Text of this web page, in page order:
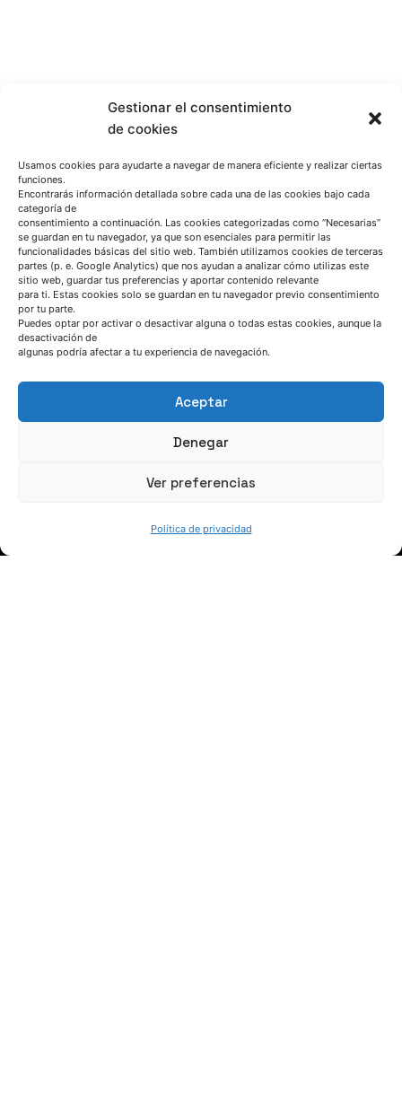
Gestionar el consentimiento
de cookies
Usamos cookies para ayudarte a navegar de manera eficiente y realizar ciertas
funciones.
Encontrarás información detallada sobre cada una de las cookies bajo cada
categoría de
consentimiento a continuación. Las cookies categorizadas como “Necesarias”
se guardan en tu navegador, ya que son esenciales para permitir las
funcionalidades básicas del sitio web. También utilizamos cookies de terceras
partes (p. e. Google Analytics) que nos ayudan a analizar cómo utilizas este
sitio web, guardar tus preferencias y aportar contenido relevante
para ti. Estas cookies solo se guardan en tu navegador previo consentimiento
por tu parte.
Puedes optar por activar o desactivar alguna o todas estas cookies, aunque la
desactivación de
algunas podría afectar a tu experiencia de navegación.
Aceptar
Denegar
Ver preferencias
Política de privacidad
HABLEMOS
Escríbenos